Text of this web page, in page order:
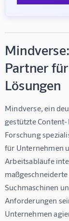
Partner
Lösungen
Mindverse, ein
gestützte
Forschung
für Unternehmen
Arbeitsabläufe
Suchmaschinen
Anforderungen
Unternehmen